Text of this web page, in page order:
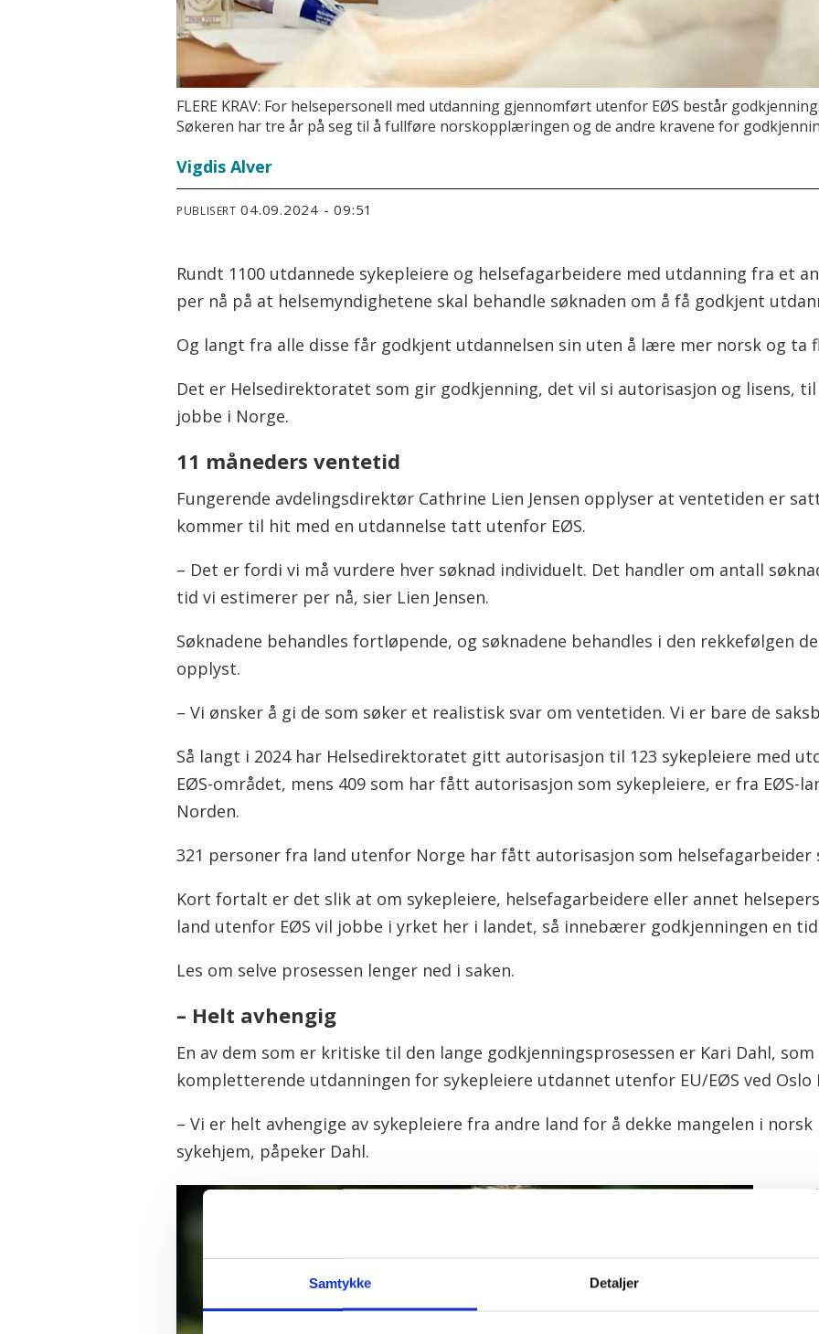
Samtykke Detaljer
FLERE KRAV: For helsepersonell med utdanning gjennomført utenfor EØS består
Søkeren har tre år på seg til å fullføre norskopplæringen og de andre kravene for
Vigdis Alver
PUBLISERT 04.09.2024 - 09:51
Rundt 1100 utdannede sykepleiere og helsefagarbeidere med utdanning fra et
per nå på at helsemyndighetene skal behandle søknaden om å få godkjent
Og langt fra alle disse får godkjent utdannelsen sin uten å lære mer norsk og ta
Det er Helsedirektoratet som gir godkjenning, det vil si autorisasjon og lisens,
jobbe i Norge.
11 måneders ventetid
Fungerende avdelingsdirektør Cathrine Lien Jensen opplyser at ventetiden er
kommer til hit med en utdannelse tatt utenfor EØS.
– Det er fordi vi må vurdere hver søknad individuelt. Det handler om antall
tid vi estimerer per nå, sier Lien Jensen.
Søknadene behandles fortløpende, og søknadene behandles i den rekkefølgen
opplyst.
– Vi ønsker å gi de som søker et realistisk svar om ventetiden. Vi er bare de
Så langt i 2024 har Helsedirektoratet gitt autorisasjon til 123 sykepleiere med
EØS-området, mens 409 som har fått autorisasjon som sykepleiere, er fra EØS-
Norden.
321 personer fra land utenfor Norge har fått autorisasjon som helsefagarbeider
Kort fortalt er det slik at om sykepleiere, helsefagarbeidere eller annet
land utenfor EØS vil jobbe i yrket her i landet, så innebærer godkjenningen en
Les om selve prosessen lenger ned i saken.
– Helt avhengig
En av dem som er kritiske til den lange godkjenningsprosessen er Kari Dahl,
kompletterende utdanningen for sykepleiere utdannet utenfor EU/EØS ved Oslo
– Vi er helt avhengige av sykepleiere fra andre land for å dekke mangelen i norsk
sykehjem, påpeker Dahl.
er en
men
svært